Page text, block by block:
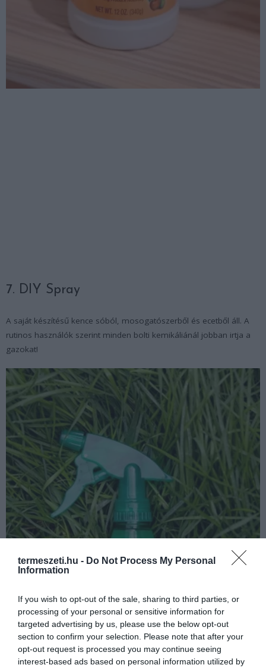
termeszeti.hu - Do Not Process My Personal
Information
If you wish to opt-out of the sale, sharing to third parties, or
processing of your personal or sensitive information for
targeted advertising by us, please use the below opt-out
section to confirm your selection. Please note that after your
opt-out request is processed you may continue seeing
interest-based ads based on personal information utilized by
7. DIY Spray
A saját készítésű kence sóból, mosogatószerből és ecetből áll. A
rutinos használók szerint minden bolti kemikáliánál jobban irtja a
gazokat!